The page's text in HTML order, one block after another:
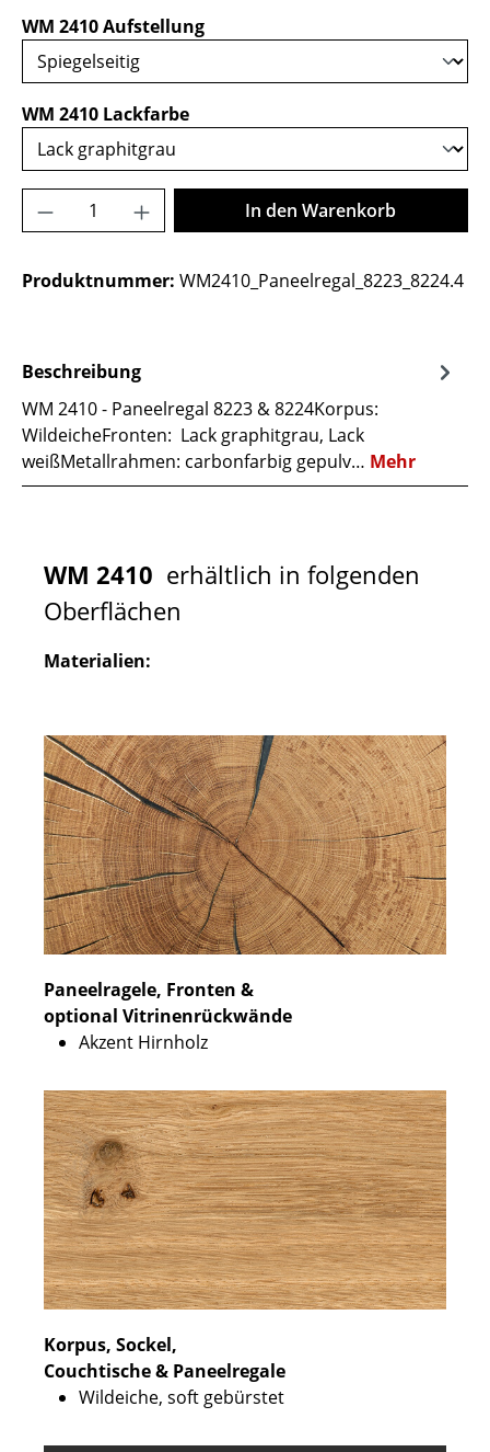
WM 2410 Aufstellungauswählen
WM 2410 Lackfarbeauswählen
Produkt Anzahl: Gib den gewünschten
In den Warenkorb
Produktnummer: WM2410_Paneelregal_8223_8224.4
Beschreibung
WM 2410 - Paneelregal 8223 & 8224Korpus:
WildeicheFronten: Lack graphitgrau, Lack
weißMetallrahmen: carbonfarbig gepulv… Mehr
WM 2410 erhältlich in folgenden
Oberflächen
Materialien:
Paneelragele, Fronten &
optional Vitrinenrückwände
Akzent Hirnholz
Korpus, Sockel,
Couchtische & Paneelregale
Wildeiche, soft gebürstet